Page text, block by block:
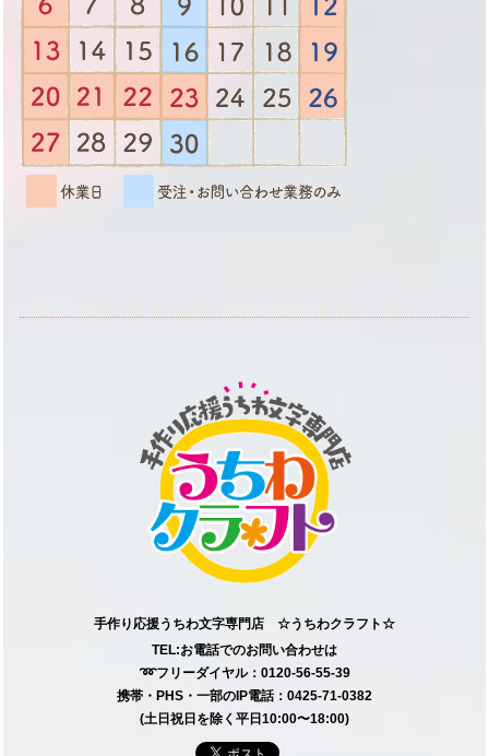
手作り応援うちわ文字専門店 ☆うちわクラフト☆
TEL:お電話でのお問い合わせは
➿フリーダイヤル：0120-56-55-39
携帯・PHS・一部のIP電話：0425-71-0382
(土日祝日を除く平日10:00〜18:00)